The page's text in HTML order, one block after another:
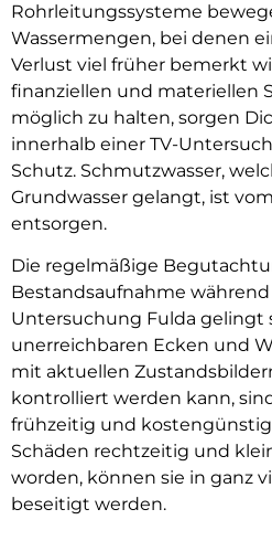
Rohrleitungssysteme
Wassermengen, bei denen
Verlust viel früher bemerkt
finanziellen und materiellen
möglich zu halten, sorgen
innerhalb einer TV-
Schutz. Schmutzwasser,
Grundwasser gelangt, ist
entsorgen.
Die regelmäßige
Bestandsaufnahme während
Untersuchung Fulda gelingt
unerreichbaren Ecken und
mit aktuellen
kontrolliert werden kann,
frühzeitig und
Schäden rechtzeitig und
worden, können sie in ganz
beseitigt werden.